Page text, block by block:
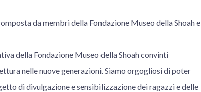
da membri della Fondazione Museo della Shoah e
della Fondazione Museo della Shoah convinti
nelle nuove generazioni. Siamo orgogliosi di poter
di divulgazione e sensibilizzazione dei ragazzi e delle